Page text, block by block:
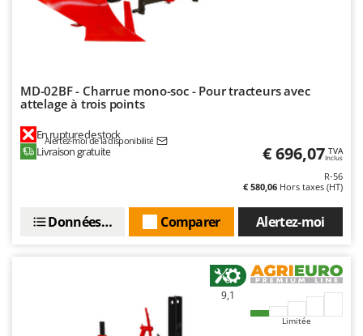
Officine Savioli
Oliviero
OMA
Omas
Ompagrill
Ooni
MD-02BF - Charrue mono-soc - Pour tracteurs avec
attelage à trois points
En rupture de stock
Alertez-moi de la disponibilité
Livraison gratuite € 696,07 TVA
Inclus
R-56
€ 580,06 Hors taxes (HT)
Alertez-moi
Comparer
Données techniques
9,1
Limitée